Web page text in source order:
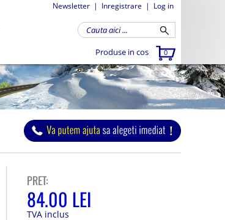
Newsletter | Inregistrare | Log in
Produse in cos 0
PRET:
84.00 LEI
TVA inclus